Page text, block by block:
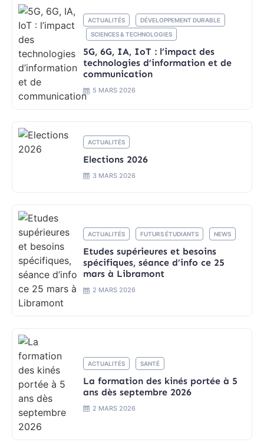
ACTUALITÉS
DÉVELOPPEMENT DURABLE
SCIENCES & TECHNOLOGIES
5G, 6G, IA, IoT : l’impact des
technologies d’information et de
communication
5 MARS 2026
ACTUALITÉS
Elections 2026
3 MARS 2026
ACTUALITÉS FUTURS ÉTUDIANTS NEWS
Etudes supérieures et besoins
spécifiques, séance d’info ce 25
mars à Libramont
2 MARS 2026
ACTUALITÉS SANTÉ
La formation des kinés portée à 5
ans dès septembre 2026
2 MARS 2026